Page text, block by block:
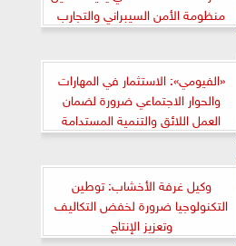
منظومة الأمن السيبراني والتجارب
التفاعلية تعزز جاهزية المؤسسات
«الفيومي»: الاستثمار في المهارات
والحوار الاجتماعي ضرورة لضمان
العمل اللائق والتنمية المستدامة
وكيل غرفة الأخشاب: توطين
التكنولوجيا ضرورة لخفض التكاليف
وتعزيز الإنتاج